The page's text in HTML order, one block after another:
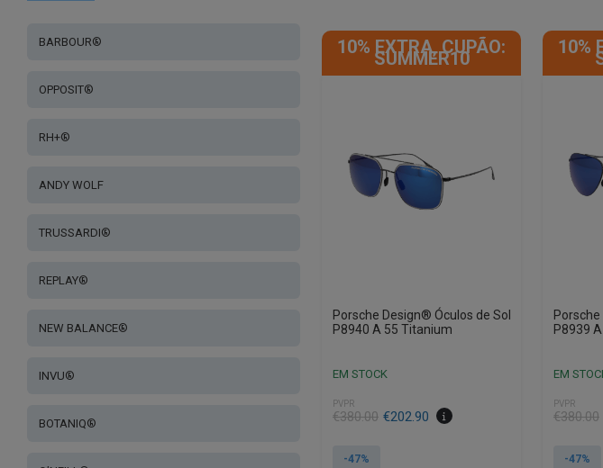
10% EXTRA, CUPÃO:
SUMMER10
Porsche Design® Óculos de Sol
P8940 A 55 Titanium
EM STOCK
PVPR
€380.00
O
original
€202.90
O
atual
-47%
10%
P8939
EM
PVPR
€380.00
O
original
O
atual
-47%
BARBOUR®
OPPOSIT®
RH+®
ANDY WOLF
TRUSSARDI®
REPLAY®
NEW BALANCE®
INVU®
BOTANIQ®